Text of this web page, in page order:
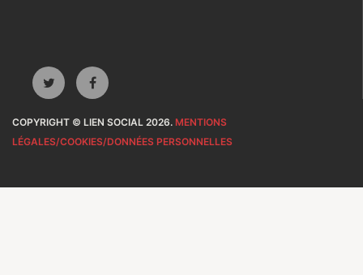
COPYRIGHT © LIEN SOCIAL 2026. MENTIONS
LÉGALES/COOKIES/DONNÉES PERSONNELLES